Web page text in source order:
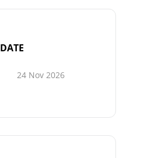
DATE
24 Nov 2026